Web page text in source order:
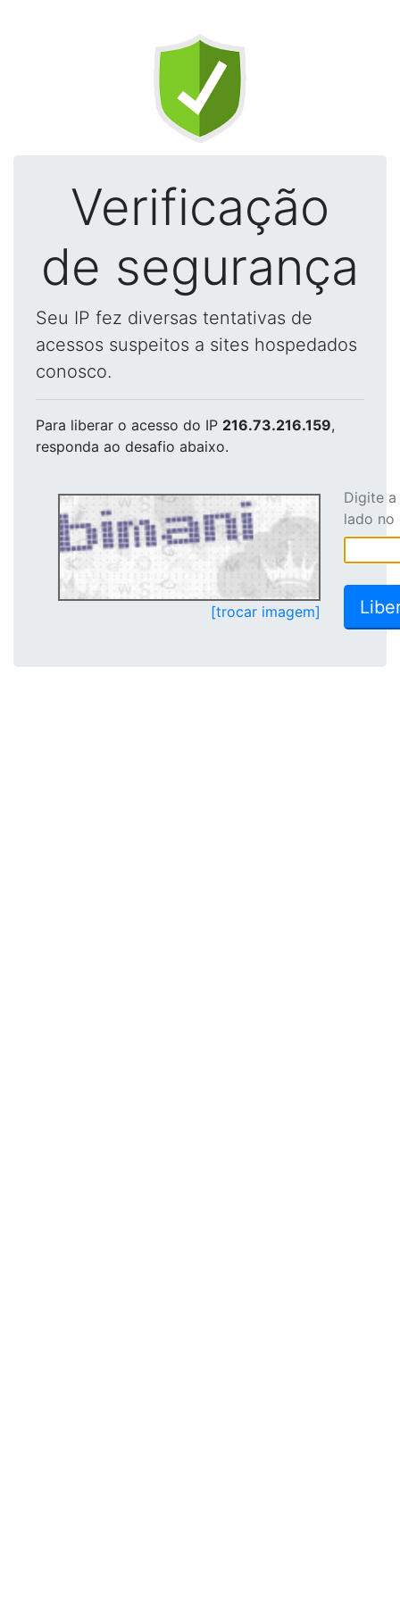
Verificação
de segurança
Seu IP fez diversas tentativas de
acessos suspeitos a sites hospedados
conosco.
Para liberar o acesso do IP 216.73.216.159,
responda ao desafio abaixo.
[trocar imagem]
Digite
lado no